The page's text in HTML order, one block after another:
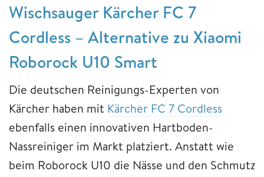
Wischsauger Kärcher FC 7
Cordless – Alternative zu Xiaomi
Roborock U10 Smart
Die deutschen Reinigungs-Experten von
Kärcher haben mit Kärcher FC 7 Cordless
ebenfalls einen innovativen Hartboden-
Nassreiniger im Markt platziert. Anstatt wie
beim Roborock U10 die Nässe und den Schmutz